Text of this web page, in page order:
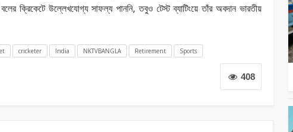
ক্রিকেটে উল্লেখযোগ্য সাফল্য পাননি, তবুও টেস্ট ব্যাটিংয়ে তাঁর অবদান ভারতীয়
cricketer India NKTVBANGLA Retirement Sports
408